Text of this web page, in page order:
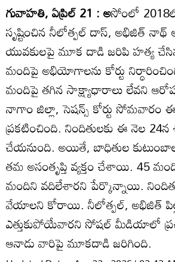
గువాహతి, ఏప్రిల్‌ 21 : అసోంలో
సృష్టించిన నీలోత్పల్‌ దాస్‌, అభిజిత్‌ నాథ్‌
యువకులపై మూక దాడి జరిపి హత్య
మందిపై అభియోగాలను కోర్టు
మందిపై తగిన సాక్ష్యాధారాలు లేవని
నాగాం జిల్లా, సెషన్స్‌ కోర్టు సోమవారం
ప్రకటించింది. నిందితులకు ఈ నెల 24న
చేయనుంది. అయితే, బాధితుల
తమ అసంతృప్తి వ్యక్తం చేశాయి. 45
మందిని వదిలేశారని పేర్కొన్నాయి.
వేయాలని కోరాయి. నీలోత్పల్‌, అభిజిత్‌
ఎత్తుకుపోయేవారని సోషల్‌ మీడియాలో
ఆనాడు వారిపై మూకదాడి జరిగింది.